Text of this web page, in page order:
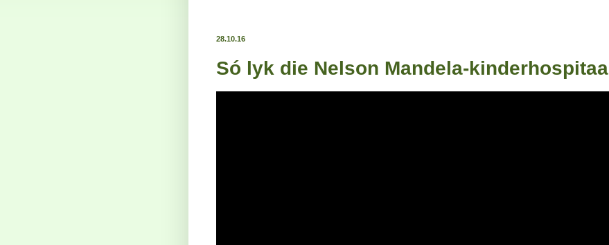
28.10.16
Só lyk die Nelson Mandela-kinderhospitaal